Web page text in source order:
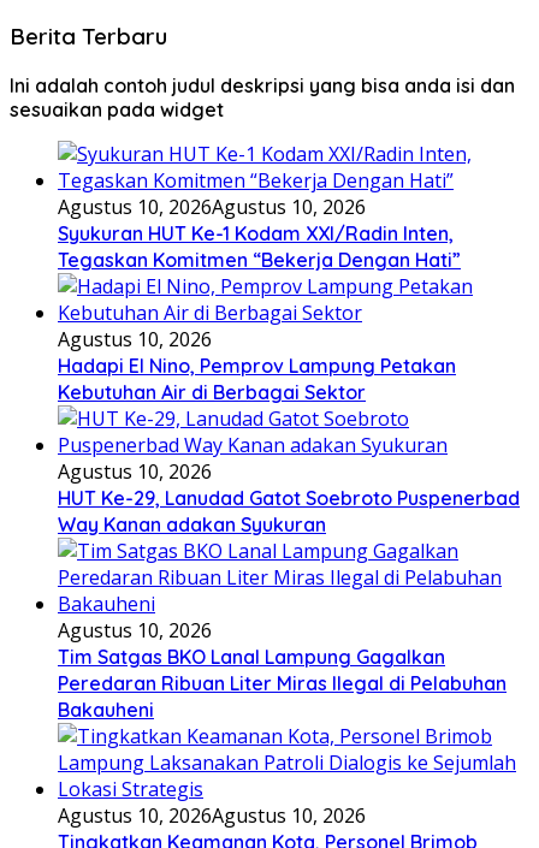
Berita Terbaru
Ini adalah contoh judul deskripsi yang bisa anda isi dan
sesuaikan pada widget
Agustus 10, 2026Agustus 10, 2026
Syukuran HUT Ke-1 Kodam XXI/Radin Inten,
Tegaskan Komitmen “Bekerja Dengan Hati”
Agustus 10, 2026
Hadapi El Nino, Pemprov Lampung Petakan
Kebutuhan Air di Berbagai Sektor
Agustus 10, 2026
HUT Ke-29, Lanudad Gatot Soebroto Puspenerbad
Way Kanan adakan Syukuran
Agustus 10, 2026
Tim Satgas BKO Lanal Lampung Gagalkan
Peredaran Ribuan Liter Miras Ilegal di Pelabuhan
Bakauheni
Agustus 10, 2026Agustus 10, 2026
Tingkatkan Keamanan Kota, Personel Brimob